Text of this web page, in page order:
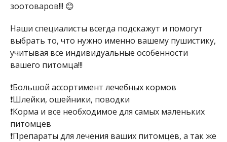
зоотоваров!!! 😊
Наши специалисты всегда подскажут и помогут
выбрать то, что нужно именно вашему пушистику,
учитывая все индивидуальные особенности
вашего питомца!!!
❗Большой ассортимент лечебных кормов
❗Шлейки, ошейники, поводки
❗Корма и все необходимое для самых маленьких
питомцев
❗Препараты для лечения ваших питомцев, а так же